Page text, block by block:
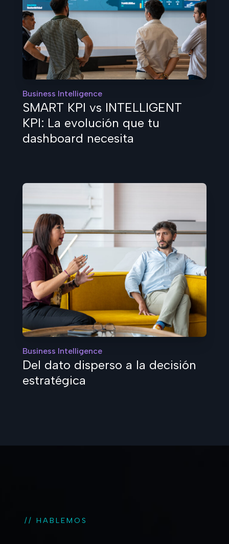
Business Intelligence
SMART KPI vs INTELLIGENT
KPI: La evolución que tu
dashboard necesita
Business Intelligence
Del dato disperso a la decisión
estratégica
// HABLEMOS